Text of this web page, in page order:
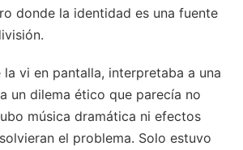
donde la identidad es una fuente
vi en pantalla, interpretaba a una
un dilema ético que parecía no
música dramática ni efectos
el problema. Solo estuvo